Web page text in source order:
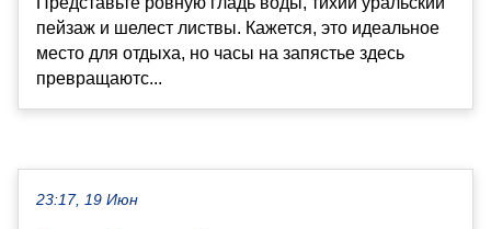
пейзаж и шелест листвы. Кажется, это идеальное
место для отдыха, но часы на запястье здесь
превращаютс...
23:17, 19 Июн